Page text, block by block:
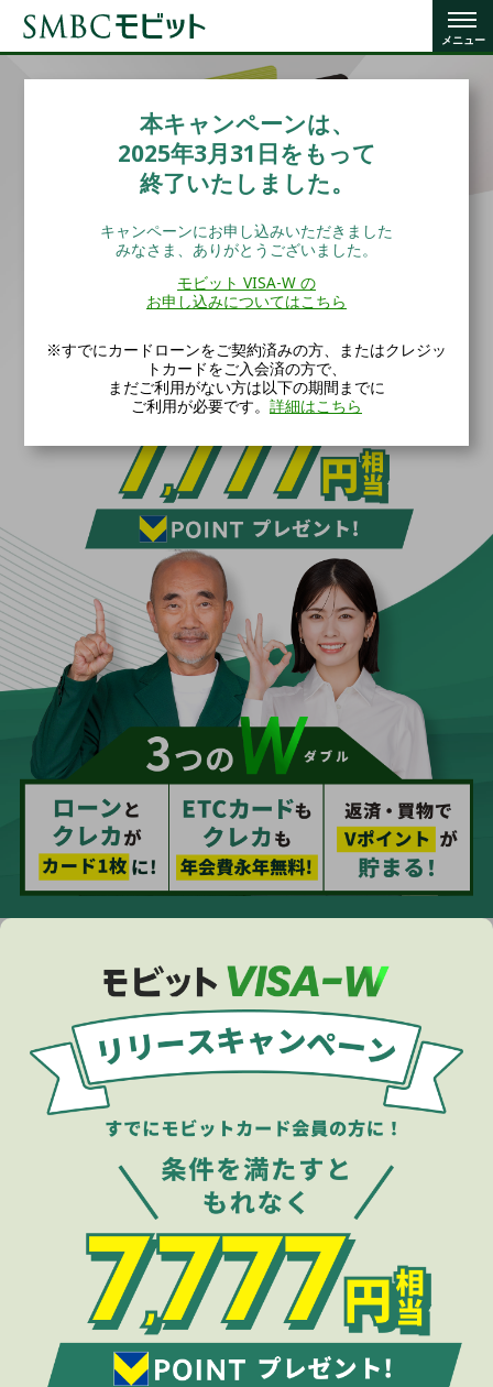
本キャンペーンは、
2025年3月31日をもって
終了いたしました。
キャンペーンにお申し込みいただきました
みなさま、ありがとうございました。
モビット VISA-W の
お申し込みについてはこちら
※すでにカードローンをご契約済みの方、またはクレジッ
トカードをご入会済の方で、
まだご利用がない方は以下の期間までに
ご利用が必要です。 詳細はこちら